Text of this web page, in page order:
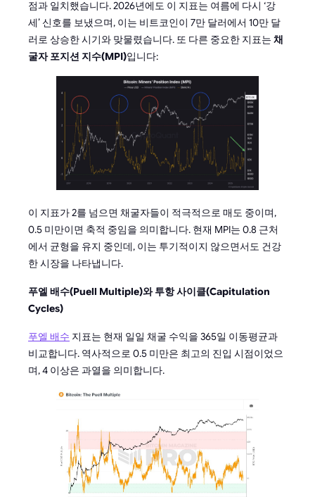
점과 일치했습니다. 2026년에도 이 지표는 여름에 다시 ‘강
세’ 신호를 보냈으며, 이는 비트코인이 7만 달러에서 10만 달
러로 상승한 시기와 맞물렸습니다. 또 다른 중요한 지표는 채
굴자 포지션 지수(MPI)입니다:
이 지표가 2를 넘으면 채굴자들이 적극적으로 매도 중이며,
0.5 미만이면 축적 중임을 의미합니다. 현재 MPI는 0.8 근처
에서 균형을 유지 중인데, 이는 투기적이지 않으면서도 건강
한 시장을 나타냅니다.
푸엘 배수(Puell Multiple)와 투항 사이클(Capitulation
Cycles)
푸엘 배수 지표는 현재 일일 채굴 수익을 365일 이동평균과
비교합니다. 역사적으로 0.5 미만은 최고의 진입 시점이었으
며, 4 이상은 과열을 의미합니다.